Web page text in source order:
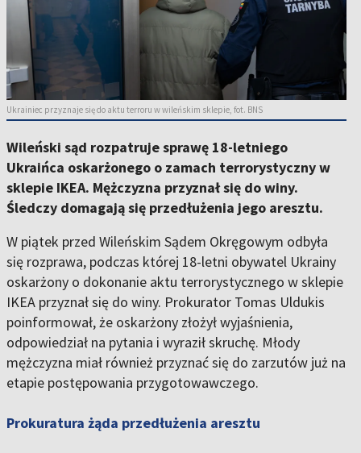
Ukrainiec przyznaje się do aktu terroru w wileńskim sklepie, fot. BNS
Wileński sąd rozpatruje sprawę 18-letniego
Ukraińca oskarżonego o zamach terrorystyczny w
sklepie IKEA. Mężczyzna przyznał się do winy.
Śledczy domagają się przedłużenia jego aresztu.
W piątek przed Wileńskim Sądem Okręgowym odbyła
się rozprawa, podczas której 18-letni obywatel Ukrainy
oskarżony o dokonanie aktu terrorystycznego w sklepie
IKEA przyznał się do winy. Prokurator Tomas Uldukis
poinformował, że oskarżony złożył wyjaśnienia,
odpowiedział na pytania i wyraził skruchę. Młody
mężczyzna miał również przyznać się do zarzutów już na
etapie postępowania przygotowawczego.
Prokuratura żąda przedłużenia aresztu